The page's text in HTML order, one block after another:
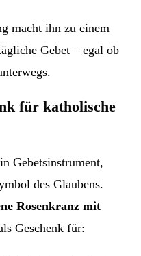
macht ihn zu einem
Gebet – egal ob
für katholische
Gebetsinstrument,
des Glaubens.
Rosenkranz mit
Geschenk für: